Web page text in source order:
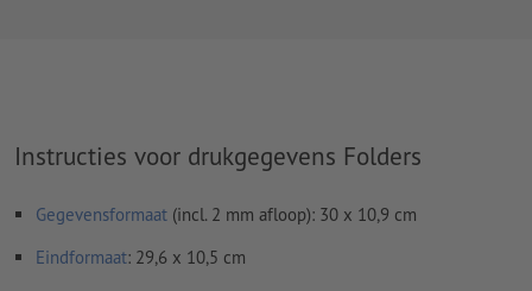
Instructies voor drukgegevens Folders
Gegevensformaat (incl. 2 mm afloop): 30 x 10,9 cm
Eindformaat: 29,6 x 10,5 cm